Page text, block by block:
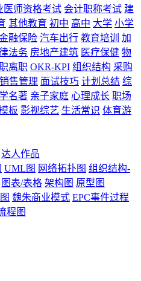
医师资格考试 会计职称考试 建
其他教育 初中 高中 大学 小学
融保险 汽车出行 教育培训
加
法务 房地产建筑 医疗保健 物
离职 OKR-KPI 组织结构 采购
销售管理 面试技巧 计划总结 综
名著 亲子家庭 心理成长 职场
板 影视综艺 生活常识 体育游
达人作品
UML图 网络拓扑图 组织结构-
图表/表格 架构图 原型图
魏朱商业模式 EPC事件过程
程图